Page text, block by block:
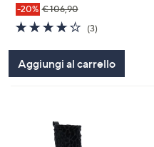
-20% € 106,90
3.7
of
5
Stars
(3)3
Aggiungi al carrello